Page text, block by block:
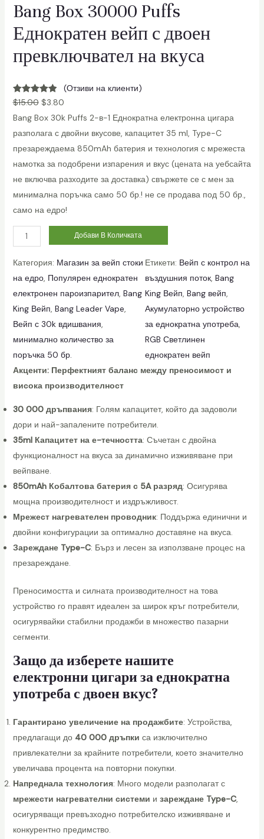
Bang Box 30000 Puffs
Еднократен вейп с двоен
превключвател на вкуса
Оценено
5.00
от 5
на
3
клиентски
оценки
(Отзиви на клиенти)
$15.00 $3.80
Bang Box 30k Puffs 2-в-1 Еднократна електронна цигара
разполага с двойни вкусове, капацитет 35 ml, Type-C
презареждаема 850mAh батерия и технология с мрежеста
намотка за подобрени изпарения и вкус (цената на уебсайта
не включва разходите за доставка) свържете се с мен за
минимална поръчка само 50 бр.! не се продава под 50 бр.,
само на едро!
a
n
g
B
o
x
3
0
0
0
u
b
F
r
S
w
t
c
h
D
i
s
p
o
Добави В Количката
Категория: Магазин за вейп стоки
на едро, Популярен еднократен
електронен пароизпарител, Bang
King Вейп, Bang Leader Vape
Вейп с 30k вдишвания
минимално количество за
поръчка 50 бр.
Етикети: Вейп с контрол на
въздушния поток, Bang
King Вейп, Bang вейп
Акумулаторно устройство
за еднократна употреба
RGB Светлинен
еднократен вейп
Акценти: Перфектният баланс между преносимост и
висока производителност
30 000 дръпвания: Голям капацитет, който да задоволи
дори и най-запалените потребители.
35ml Капацитет на е-течността: Съчетан с двойна
функционалност на вкуса за динамично изживяване при
вейпване.
850mAh Кобалтова батерия с 5A разряд: Осигурява
мощна производителност и издръжливост.
Мрежест нагревателен проводник: Поддържа единични и
двойни конфигурации за оптимално доставяне на вкуса.
Зареждане Type-C: Бърз и лесен за използване процес на
презареждане.
Преносимостта и силната производителност на това
устройство го правят идеален за широк кръг потребители,
осигурявайки стабилни продажби в множество пазарни
сегменти.
Защо да изберете нашите
електронни цигари за еднократна
употреба с двоен вкус?
Гарантирано увеличение на продажбите: Устройства,
предлагащи до 40 000 дръпки са изключително
привлекателни за крайните потребители, което значително
увеличава процента на повторни покупки.
Напреднала технология: Много модели разполагат с
мрежести нагревателни системи и зареждане Type-C,
осигуряващи превъзходно потребителско изживяване и
конкурентно предимство.